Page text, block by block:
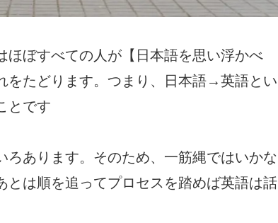
ぼすべての人が【日本語を思い浮かべ
をたどります。つまり、日本語→英語とい
とです
あります。そのため、一筋縄ではいかな
とは順を追ってプロセスを踏めば英語は話